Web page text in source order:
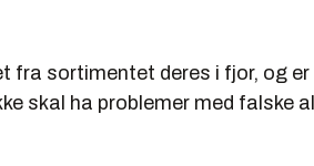
fra sortimentet deres i fjor, og er
skal ha problemer med falske